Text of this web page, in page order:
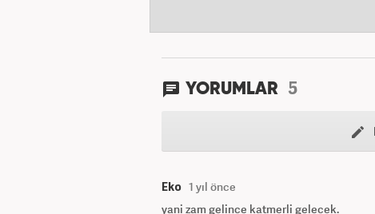
YORUMLAR 5
Eko 1 yıl önce
yani zam gelince katmerli gelecek.